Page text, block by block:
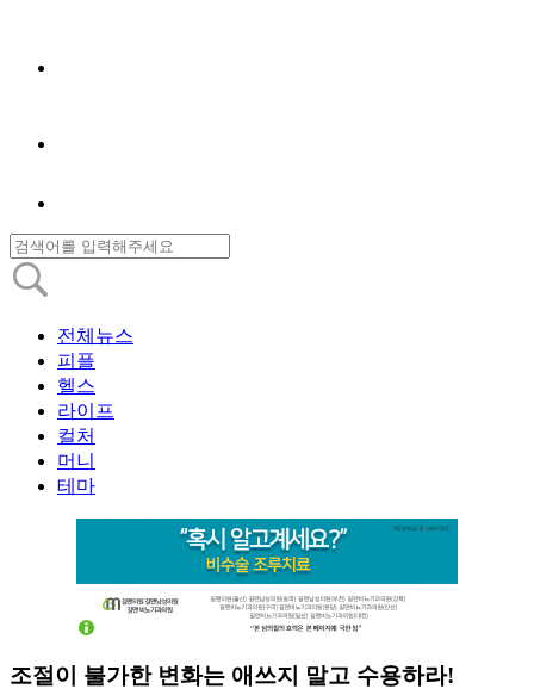
전체뉴스
피플
헬스
라이프
컬처
머니
테마
조절이 불가한 변화는 애쓰지 말고 수용하라!